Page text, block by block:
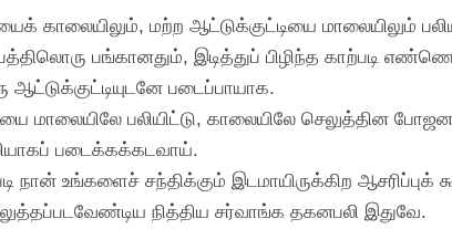
காலையிலும், மற்ற ஆட்டுக்குட்டியை மாலையிலும்
பங்கானதும், இடித்துப் பிழிந்த காற்படி
ஆட்டுக்குட்டியுடனே படைப்பாயாக.
மாலையிலே பலியிட்டு, காலையிலே செலுத்தின
படைக்கக்கடவாய்.
நான் உங்களைச் சந்திக்கும் இடமாயிருக்கிற
நித்திய சர்வாங்க தகனபலி இதுவே.